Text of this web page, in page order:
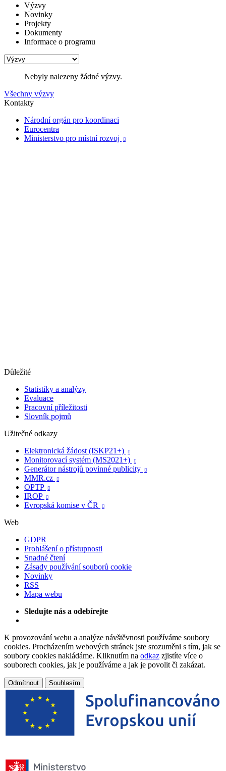
Výzvy
Novinky
Projekty
Dokumenty
Informace o programu
Nebyly nalezeny žádné výzvy.
Všechny výzvy
Kontakty
Národní orgán pro koordinaci
Eurocentra
Ministerstvo pro místní rozvoj

Důležité
Statistiky a analýzy
Evaluace
Pracovní příležitosti
Slovník pojmů
Užitečné odkazy
Elektronická žádost (ISKP21+)

Monitorovací systém (MS2021+) 
Generátor nástrojů povinné publicity 
MMR.cz 
OPTP 
IROP 
Evropská komise v ČR 
Web
GDPR
Prohlášení o přístupnosti
Snadné čtení
Zásady používání souborů cookie
Novinky
RSS
Mapa webu
Sledujte nás a odebírejte
K provozování webu a analýze návštěvnosti používáme soubory
cookies. Procházením webových stránek jste srozuměni s tím, jak se
soubory cookies nakládáme. Kliknutím na odkaz zjistíte více o
souborech cookies, jak je používáme a jak je povolit či zakázat.
Odmítnout Souhlasím